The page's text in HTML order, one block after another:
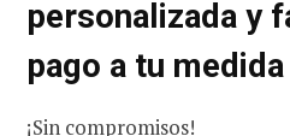
personalizada y
pago a tu medida
¡Sin compromisos!